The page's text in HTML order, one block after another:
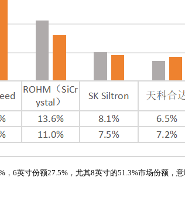
6英寸份额27.5%，尤其8英寸的51.3%市场份额，